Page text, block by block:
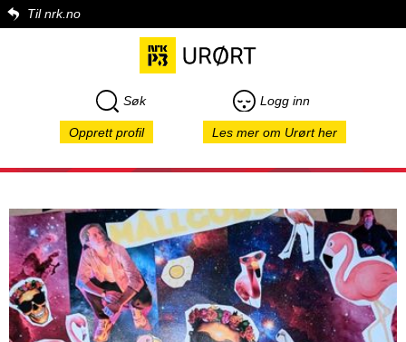
Til nrk.no
Søk Logg inn
Opprett profil Les mer om Urørt her